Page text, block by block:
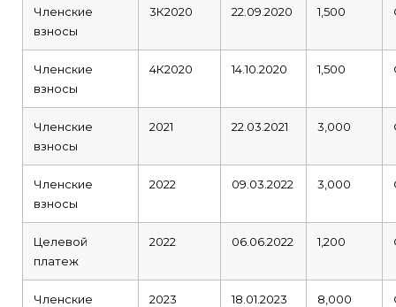
Членские
взносы
3К2020 22.09.2020 1,500
Членские
взносы
4К2020 14.10.2020 1,500
Членские
взносы
2021 22.03.2021 3,000
Членские
взносы
2022 09.03.2022 3,000
Целевой
платеж
2022 06.06.2022 1,200
Членские
2023 18.01.2023 8,000